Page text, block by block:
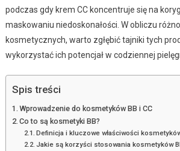
podczas gdy krem CC koncentruje się na
maskowaniu niedoskonałości. W obliczu
kosmetycznych, warto zgłębić tajniki tych
wykorzystać ich potencjał w codziennej
Spis treści
Wprowadzenie do kosmetyków BB i CC
Co to są kosmetyki BB?
Definicja i kluczowe właściwości
Jakie są korzyści stosowania kosmetyków